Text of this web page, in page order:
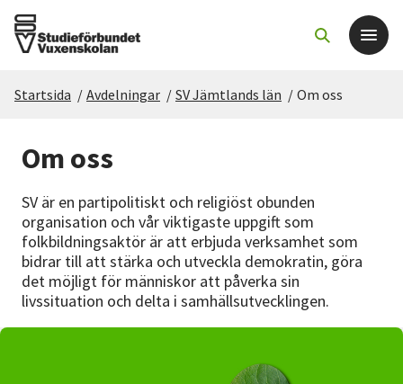
För dig som
Sök kurser och evenemang
Om SV
Startsida / Avdelningar / SV Jämtlands län / Om oss
Om oss
SV är en partipolitiskt och religiöst obunden
organisation och vår viktigaste uppgift som
folkbildningsaktör är att erbjuda verksamhet som
bidrar till att stärka och utveckla demokratin, göra
det möjligt för människor att påverka sin
livssituation och delta i samhällsutvecklingen.